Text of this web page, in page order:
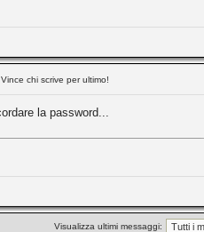
chi scrive per ultimo!
la password...
Visualizza ultimi messaggi: